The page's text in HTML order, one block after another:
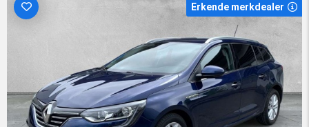
Erkende merkdealer